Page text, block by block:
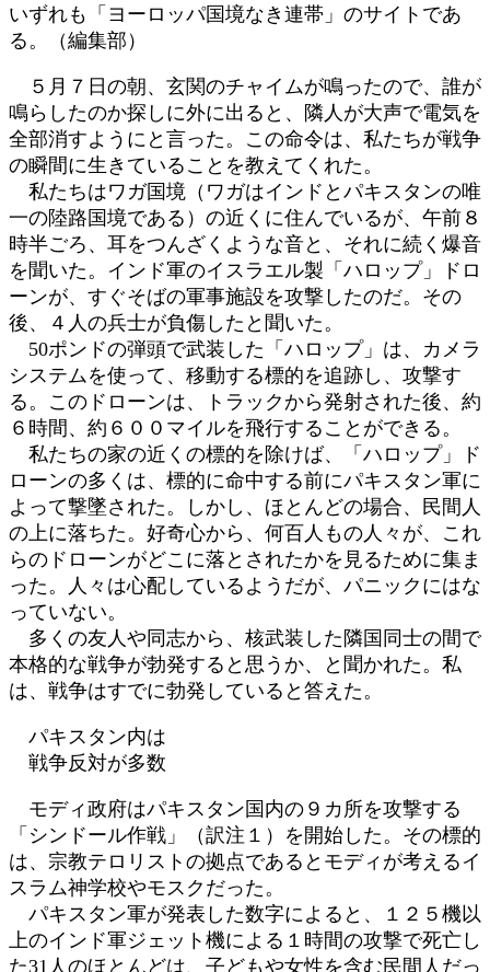
いずれも「ヨーロッパ国境なき連帯」のサイトであ
る。（編集部）
５月７日の朝、玄関のチャイムが鳴ったので、誰が
鳴らしたのか探しに外に出ると、隣人が大声で電気を
全部消すようにと言った。この命令は、私たちが戦争
の瞬間に生きていることを教えてくれた。
私たちはワガ国境（ワガはインドとパキスタンの唯
一の陸路国境である）の近くに住んでいるが、午前８
時半ごろ、耳をつんざくような音と、それに続く爆音
を聞いた。インド軍のイスラエル製「ハロップ」ドロ
ーンが、すぐそばの軍事施設を攻撃したのだ。その
後、４人の兵士が負傷したと聞いた。
50ポンドの弾頭で武装した「ハロップ」は、カメラ
システムを使って、移動する標的を追跡し、攻撃す
る。このドローンは、トラックから発射された後、約
６時間、約６００マイルを飛行することができる。
私たちの家の近くの標的を除けば、「ハロップ」ド
ローンの多くは、標的に命中する前にパキスタン軍に
よって撃墜された。しかし、ほとんどの場合、民間人
の上に落ちた。好奇心から、何百人もの人々が、これ
らのドローンがどこに落とされたかを見るために集ま
った。人々は心配しているようだが、パニックにはな
っていない。
多くの友人や同志から、核武装した隣国同士の間で
本格的な戦争が勃発すると思うか、と聞かれた。私
は、戦争はすでに勃発していると答えた。
パキスタン内は
戦争反対が多数
モディ政府はパキスタン国内の９カ所を攻撃する
「シンドール作戦」（訳注１）を開始した。その標的
は、宗教テロリストの拠点であるとモディが考えるイ
スラム神学校やモスクだった。
パキスタン軍が発表した数字によると、１２５機以
上のインド軍ジェット機による１時間の攻撃で死亡し
た31人のほとんどは、子どもや女性を含む民間人だっ